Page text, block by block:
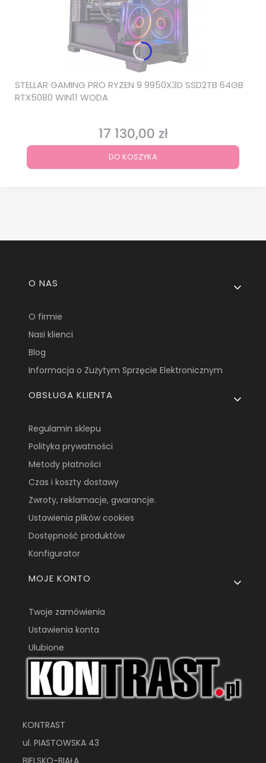
STELLAR GAMING PRO RYZEN 9 9950X3D SSD2TB 64GB
RTX5080 WIN11 WODA
Cena
17 130,00 zł
DO KOSZYKA
Linki w stopce
O NAS
O firmie
Nasi klienci
Blog
Informacja o Zużytym Sprzęcie Elektronicznym
OBSŁUGA KLIENTA
Regulamin sklepu
Polityka prywatności
Metody płatności
Czas i koszty dostawy
Zwroty, reklamacje, gwarancje.
Ustawienia plików cookies
Dostępność produktów
Konfigurator
MOJE KONTO
Twoje zamówienia
Ustawienia konta
Ulubione
KONTRAST
ul. PIASTOWSKA 43